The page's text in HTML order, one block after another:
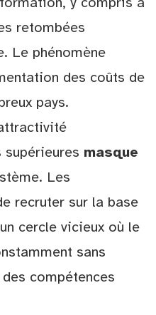
retombées
Le phénomène
des coûts de
pays.
masque
Les
recruter sur la base
cercle vicieux où le
sans
compétences